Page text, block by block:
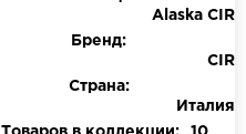
Alaska CIR
Бренд:
CIR
Страна:
Италия